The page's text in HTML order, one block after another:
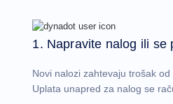
blog
Bilteni
Metode
Opcije
Platiti
1. Napravite nalog ili se
Novi nalozi zahtevaju trošak
Uplata unapred za nalog se